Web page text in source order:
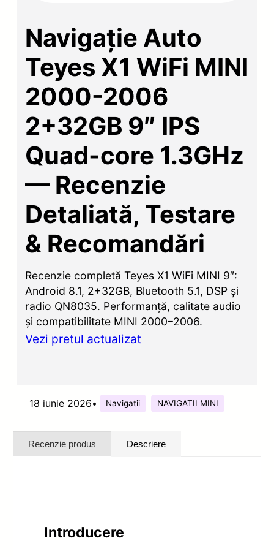
Navigație Auto
Teyes X1 WiFi MINI
2000-2006
2+32GB 9″ IPS
Quad-core 1.3GHz
— Recenzie
Detaliată, Testare
& Recomandări
Recenzie completă Teyes X1 WiFi MINI 9″:
Android 8.1, 2+32GB, Bluetooth 5.1, DSP și
radio QN8035. Performanță, calitate audio
și compatibilitate MINI 2000–2006.
Vezi pretul actualizat
18 iunie 2026• Navigatii NAVIGATII MINI
Recenzie produs Descriere
Introducere